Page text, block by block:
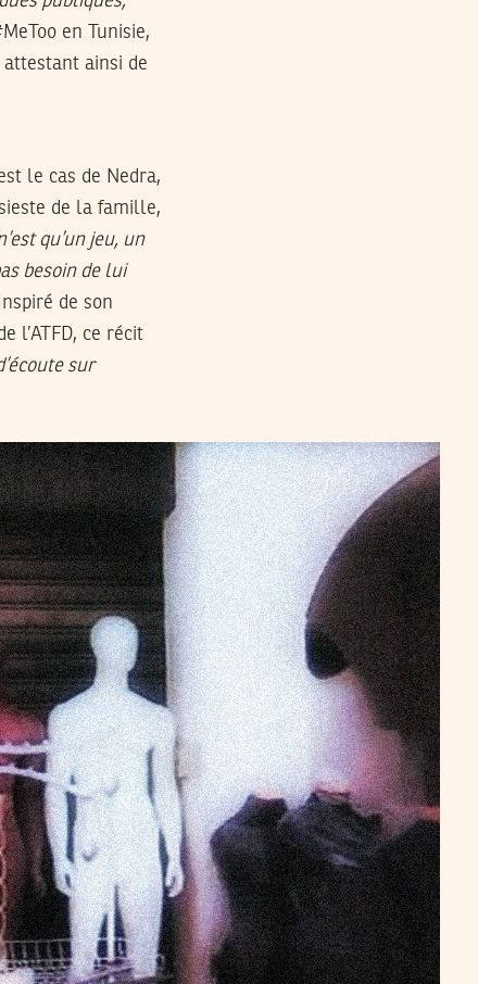
en Tunisie,
attestant ainsi de
le cas de Nedra,
de la famille,
qu’un jeu, un
besoin de lui
de son
l’ATFD, ce récit
sur